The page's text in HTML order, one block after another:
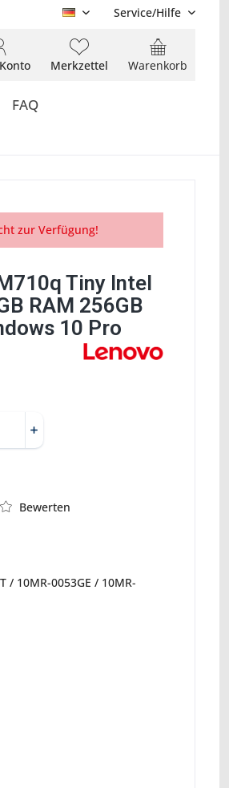
DE Service/Hilfe
Warenkorb
Merkzettel
FAQ
zur Verfügung!
Tiny Intel
RAM 256GB
10 Pro
Bewerten
/ 10MR-0053GE / 10MR-